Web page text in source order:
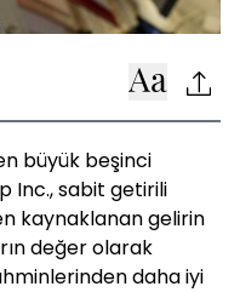
büyük beşinci
Inc., sabit getirili
kaynaklanan gelirin
değer olarak
daha iyi